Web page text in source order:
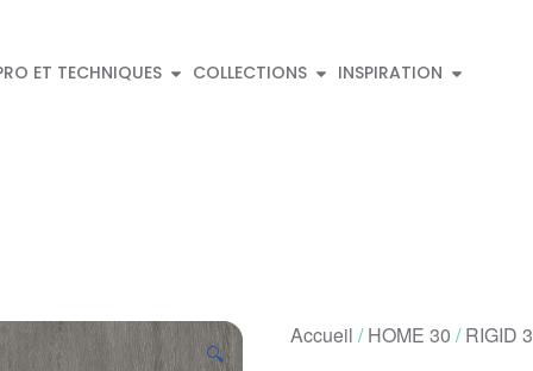
ET TECHNIQUES COLLECTIONS INSPIRATION
🔍
Accueil /HOME 30 /RIGID